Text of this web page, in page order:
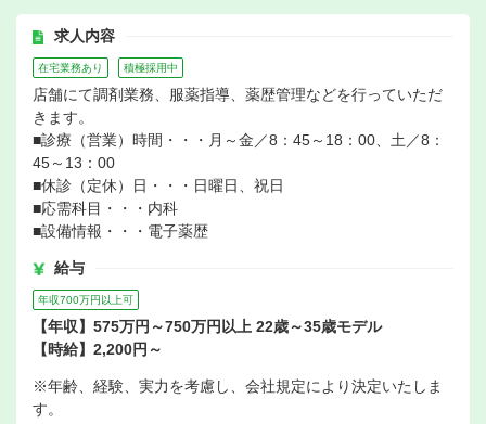
求人内容
在宅業務あり 積極採用中
店舗にて調剤業務、服薬指導、薬歴管理などを行っていただ
きます。
■診療（営業）時間・・・月～金／8：45～18：00、土／8：
45～13：00
■休診（定休）日・・・日曜日、祝日
■応需科目・・・内科
■設備情報・・・電子薬歴
給与
年収700万円以上可
【年収】575万円～750万円以上 22歳～35歳モデル
【時給】2,200円～
※年齢、経験、実力を考慮し、会社規定により決定いたしま
す。